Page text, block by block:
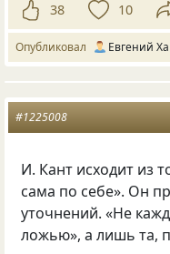
38 10
Опубликовал Евгений
#1225008
И. Кант исходит из
сама по себе». Он
уточнений. «Не
ложью», а лишь та,